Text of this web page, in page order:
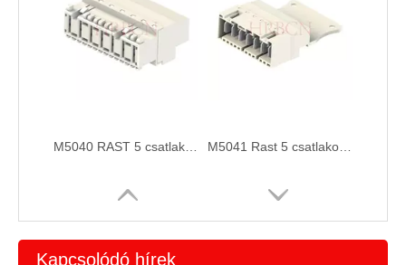
Kapcsolódó hírek